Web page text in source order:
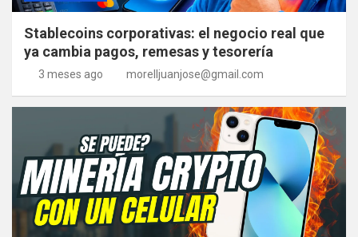
Stablecoins corporativas: el negocio real que
ya cambia pagos, remesas y tesorería
3 meses ago morelljuanjose@gmail.com